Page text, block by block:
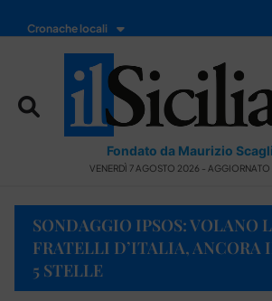
Cronache locali
Fondato da Maurizio
VENERDÌ 7 AGOSTO 2026 - AGGIORNATO
SONDAGGIO IPSOS: VOLANO
FRATELLI D’ITALIA, ANCORA
5 STELLE